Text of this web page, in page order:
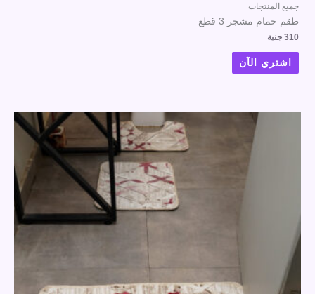
جميع المنتجات
طقم حمام مشجر 3 قطع
310 جنية
اشتري الآن